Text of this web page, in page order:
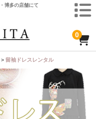
博多の店舗にて
0
留袖ドレスレンタル